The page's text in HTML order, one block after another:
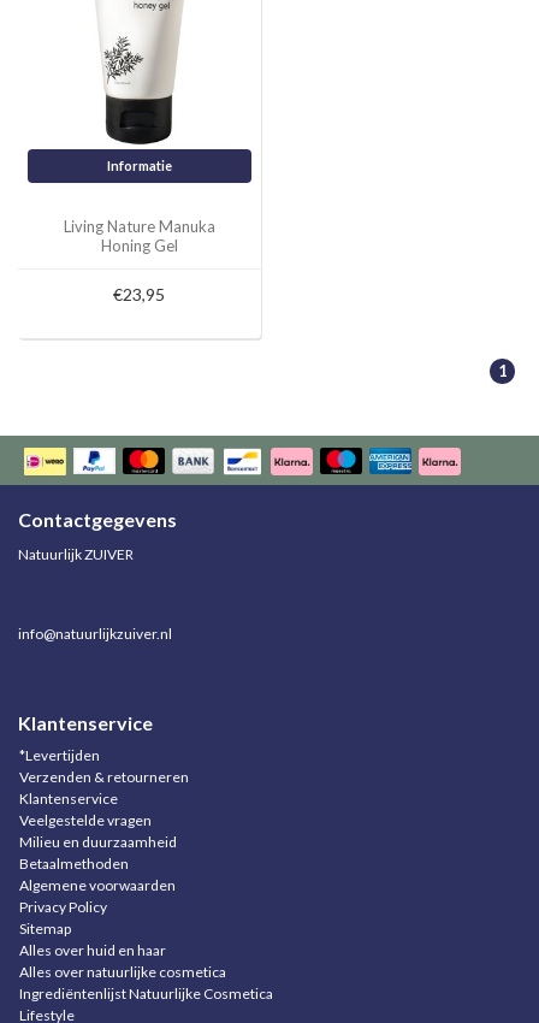
Informatie
Living Nature Manuka
Honing Gel
€23,95
1
Contactgegevens
Natuurlijk ZUIVER
info@natuurlijkzuiver.nl
Klantenservice
*Levertijden
Verzenden & retourneren
Klantenservice
Veelgestelde vragen
Milieu en duurzaamheid
Betaalmethoden
Algemene voorwaarden
Privacy Policy
Sitemap
Alles over huid en haar
Alles over natuurlijke cosmetica
Ingrediëntenlijst Natuurlijke Cosmetica
Lifestyle